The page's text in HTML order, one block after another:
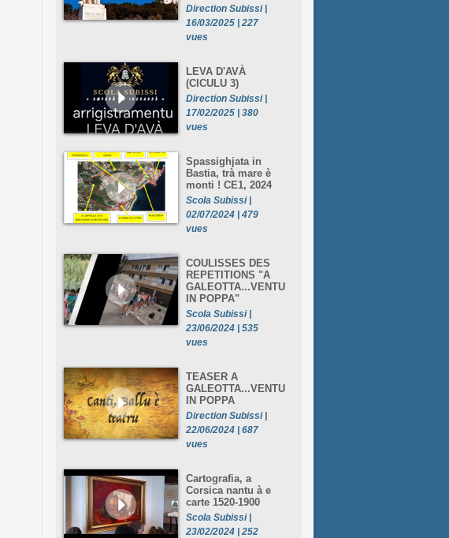
Direction Subissi |
16/03/2025 | 227
vues
LEVA D'AVÀ
(CICULU 3)
Direction Subissi |
17/02/2025 | 380
vues
Spassighjata in
Bastia, trà mare è
monti ! CE1, 2024
Scola Subissi |
02/07/2024 | 479
vues
COULISSES DES
REPETITIONS "A
GALEOTTA...VENTU
IN POPPA"
Scola Subissi |
23/06/2024 | 535
vues
TEASER A
GALEOTTA...VENTU
IN POPPA
Direction Subissi |
22/06/2024 | 687
vues
Cartografia, a
Corsica nantu à e
carte 1520-1900
Scola Subissi |
23/02/2024 | 252